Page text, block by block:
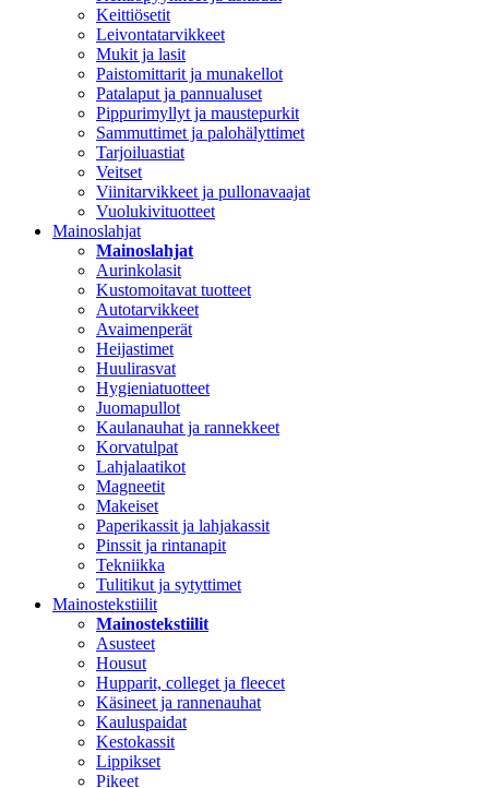
Keittiösetit
Leivontatarvikkeet
Mukit ja lasit
Paistomittarit ja munakellot
Patalaput ja pannualuset
Pippurimyllyt ja maustepurkit
Sammuttimet ja palohälyttimet
Tarjoiluastiat
Veitset
Viinitarvikkeet ja pullonavaajat
Vuolukivituotteet
Mainoslahjat
Mainoslahjat
Aurinkolasit
Kustomoitavat tuotteet
Autotarvikkeet
Avaimenperät
Heijastimet
Huulirasvat
Hygieniatuotteet
Juomapullot
Kaulanauhat ja rannekkeet
Korvatulpat
Lahjalaatikot
Magneetit
Makeiset
Paperikassit ja lahjakassit
Pinssit ja rintanapit
Tekniikka
Tulitikut ja sytyttimet
Mainostekstiilit
Mainostekstiilit
Asusteet
Housut
Hupparit, colleget ja fleecet
Käsineet ja rannenauhat
Kauluspaidat
Kestokassit
Lippikset
Pikeet